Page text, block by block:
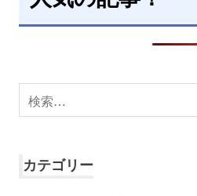
検
索
カテゴリー